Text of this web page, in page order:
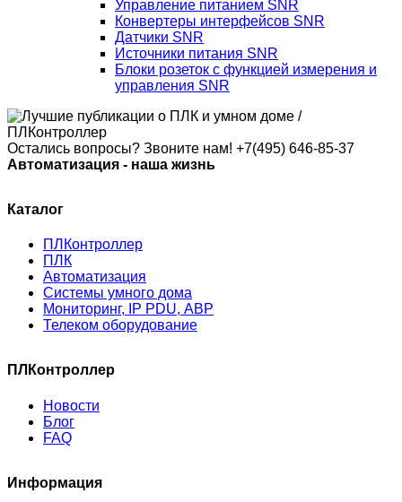
Управление питанием SNR
Конвертеры интерфейсов SNR
Датчики SNR
Источники питания SNR
Блоки розеток с функцией измерения и
управления SNR
Остались вопросы? Звоните нам! +7(495) 646-85-37
Автоматизация - наша жизнь
Каталог
ПЛКонтроллер
ПЛК
Автоматизация
Системы умного дома
Мониторинг, IP PDU, АВР
Телеком оборудование
ПЛКонтроллер
Новости
Блог
FAQ
Информация